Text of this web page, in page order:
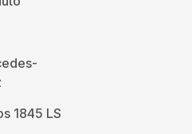
1845 LS